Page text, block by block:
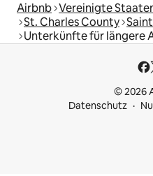
Airbnb Vereinigte
St. Charles County
Unterkünfte für längere
© 2026
Datenschutz